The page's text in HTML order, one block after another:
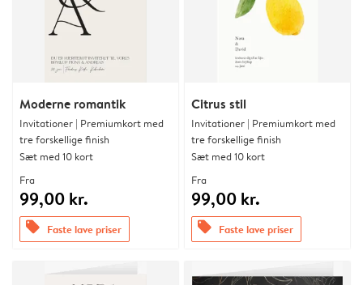
Moderne romantik
Invitationer | Premiumkort med
tre forskellige finish
Sæt med 10 kort
Fra
99,00 kr.
offers Faste lave priser
Citrus stil
Invitationer | Premiumkort med
tre forskellige finish
Sæt med 10 kort
Fra
99,00 kr.
offers Faste lave priser